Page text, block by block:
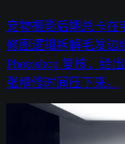
宠物摄影后期总卡在
修图逻辑拆解毛发边
Photoshop 复核，给
张精修时间压下来。